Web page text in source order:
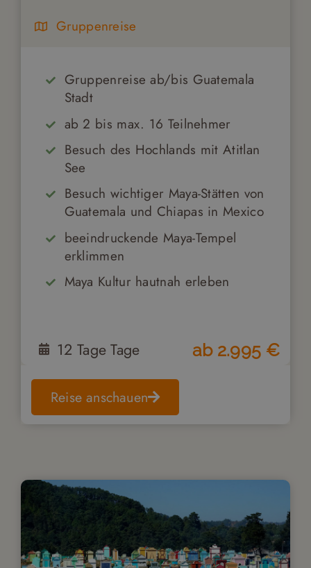
Gruppenreise
Gruppenreise ab/bis Guatemala
Stadt
ab 2 bis max. 16 Teilnehmer
Besuch des Hochlands mit Atitlan
See
Besuch wichtiger Maya-Stätten von
Guatemala und Chiapas in Mexico
beeindruckende Maya-Tempel
erklimmen
Maya Kultur hautnah erleben
12 TageTage ab 2.995 €
Reise anschauen